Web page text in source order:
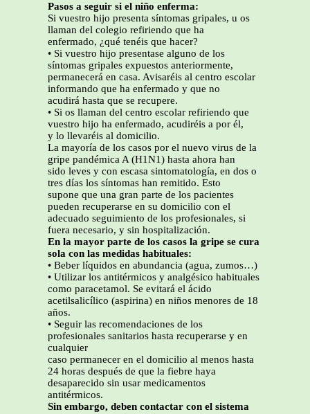
Pasos a seguir si el niño enferma:
Si vuestro hijo presenta síntomas gripales, u os
llaman del colegio refiriendo que ha
enfermado, ¿qué tenéis que hacer?
• Si vuestro hijo presentase alguno de los
síntomas gripales expuestos anteriormente,
permanecerá en casa. Avisaréis al centro escolar
informando que ha enfermado y que no
acudirá hasta que se recupere.
• Si os llaman del centro escolar refiriendo que
vuestro hijo ha enfermado, acudiréis a por él,
y lo llevaréis al domicilio.
La mayoría de los casos por el nuevo virus de la
gripe pandémica A (H1N1) hasta ahora han
sido leves y con escasa sintomatología, en dos o
tres días los síntomas han remitido. Esto
supone que una gran parte de los pacientes
pueden recuperarse en su domicilio con el
adecuado seguimiento de los profesionales, si
fuera necesario, y sin hospitalización.
En la mayor parte de los casos la gripe se cura
sola con las medidas habituales:
• Beber líquidos en abundancia (agua, zumos…)
• Utilizar los antitérmicos y analgésico habituales
como paracetamol. Se evitará el ácido
acetilsalicílico (aspirina) en niños menores de 18
años.
• Seguir las recomendaciones de los
profesionales sanitarios hasta recuperarse y en
cualquier
caso permanecer en el domicilio al menos hasta
24 horas después de que la fiebre haya
desaparecido sin usar medicamentos
antitérmicos.
Sin embargo, deben contactar con el sistema